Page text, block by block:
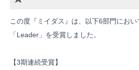
この度『ミイダス』は、以下6部門にお
「Leader」を受賞しました。
【3期連続受賞】